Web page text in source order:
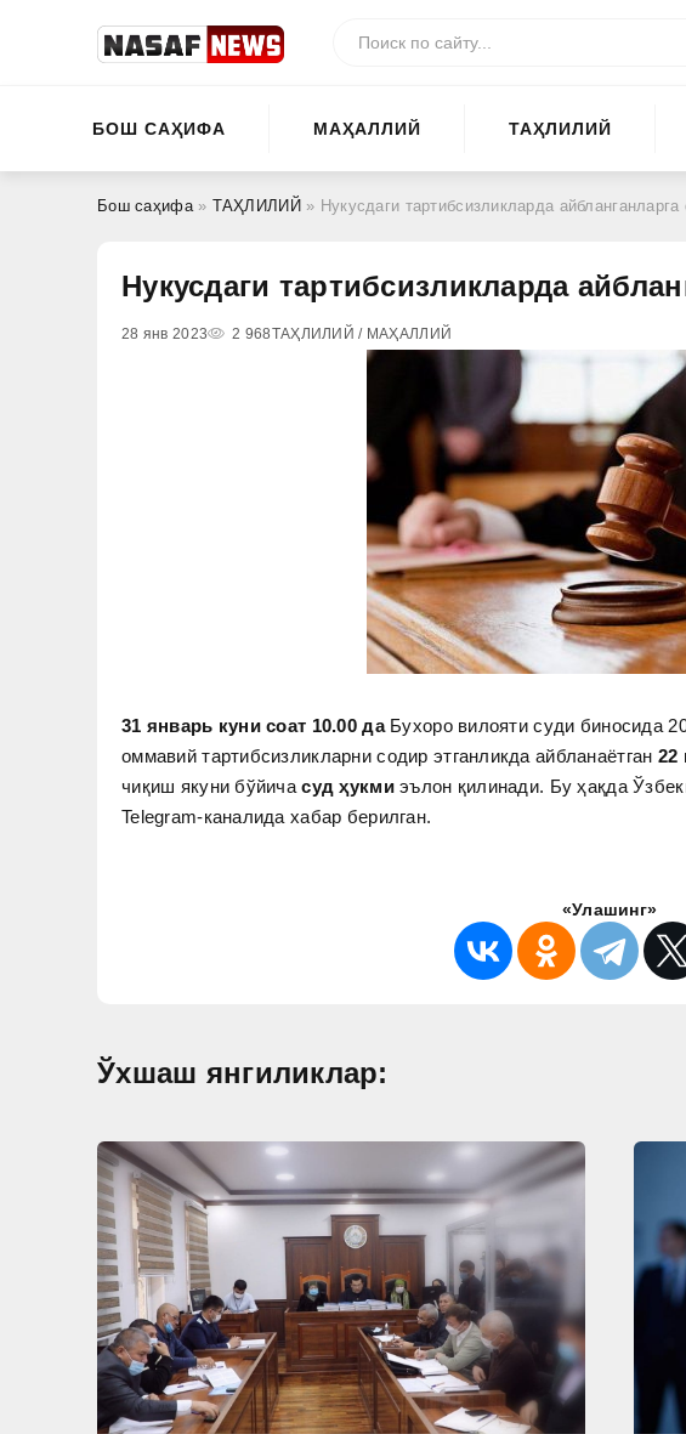
БОШ САҲИФА МАҲАЛЛИЙ ТАҲЛИЛИЙ
Бош саҳифа» ТАҲЛИЛИЙ » Нукусдаги тартибсизликларда
Нукусдаги тартибсизликларда
28 янв 2023 2 968ТАҲЛИЛИЙ / МАҲАЛЛИЙ
31 январь куни соат 10.00 даБухоро вилояти суди биносида
оммавий тартибсизликларни содир этганликда айбланаётган 22
чиқиш якуни бўйичасуд ҳукмиэълон қилинади. Бу ҳақда
Telegram-каналида хабар берилган.
«Улашинг»
Ўхшаш янгиликлар: